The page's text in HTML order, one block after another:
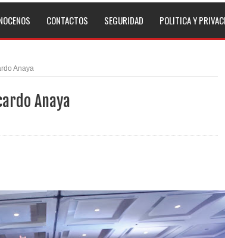
CONTACTOS SEGURIDAD POLITICA Y
Anaya
Anaya